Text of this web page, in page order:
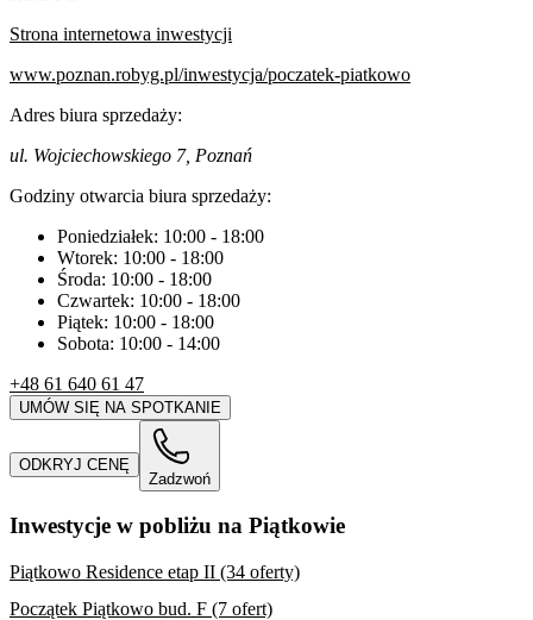
Strona internetowa inwestycji
www.poznan.robyg.pl/inwestycja/poczatek-piatkowo
Adres biura sprzedaży:
ul. Wojciechowskiego 7, Poznań
Godziny otwarcia biura sprzedaży:
Poniedziałek: 10:00 - 18:00
Wtorek: 10:00 - 18:00
Środa: 10:00 - 18:00
Czwartek: 10:00 - 18:00
Piątek: 10:00 - 18:00
Sobota: 10:00 - 14:00
+48 61 640 61 47
UMÓW SIĘ NA SPOTKANIE
ODKRYJ CENĘ
Zadzwoń
Inwestycje w pobliżu na Piątkowie
Piątkowo Residence etap II (34 oferty)
Początek Piątkowo bud. F (7 ofert)